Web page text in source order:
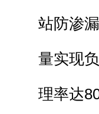
站防渗
量实现
理率达